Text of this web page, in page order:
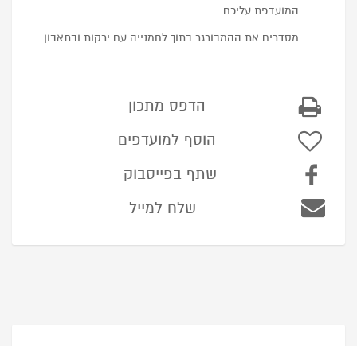
המועדפת עליכם.
מסדרים את ההמבורגר בתוך לחמנייה עם ירקות ובתאבון.
הדפס מתכון
הוסף למועדפים
שתף בפייסבוק
שלח למייל